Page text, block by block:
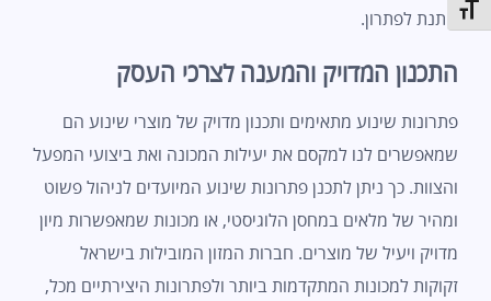
מתג גודל גופן
ניתנת לפתרון.
התכנון המדויק והמענה לצרכי העסק
פתרונות שינוע מתאימים ותכנון מדויק של מוצרי שינוע הם
שמאפשרים לנו למקסם את יעילות המכונה ואת ביצועי המפעל
והצוות. כך ניתן לתכנן פתרונות שינוע המיועדים לניהול פשוט
ומהיר של מלאים במחסן הלוגיסטי, או מכונות שמאפשרות מיון
מדויק ויעיל של מוצרים. חברות המזון המובילות בישראל
זקוקות למכונות המתקדמות ביותר ולפתרונות היצירתיים מכל,